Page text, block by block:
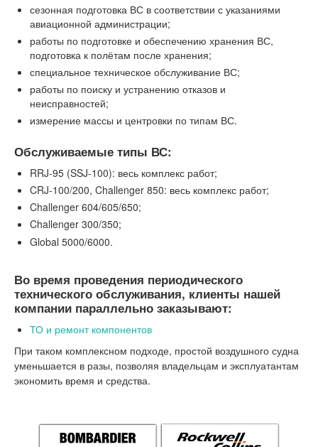
сезонная подготовка ВС в соответствии с указаниями
авиационной администрации;
работы по подготовке и обеспечению хранения ВС,
подготовка к полётам после хранения;
специальное техническое обслуживание ВС;
работы по поиску и устранению отказов и
неисправностей;
измерение массы и центровки по типам ВС.
Обслуживаемые типы ВС:
RRJ-95 (SSJ-100): весь комплекс работ;
CRJ-100/200, Challenger 850: весь комплекс работ;
Challenger 604/605/650;
Challenger 300/350;
Global 5000/6000.
Во время проведения периодического
технического обслуживания, клиенты нашей
компании параллельно заказывают:
ТО и ремонт компонентов
При таком комплексном подходе, простой воздушного судна
уменьшается в разы, позволяя владельцам и эксплуатантам
экономить время и средства.